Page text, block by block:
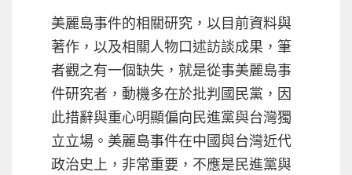
美麗島事件的相關研究，以目前資料與
著作，以及相關人物口述訪談成果，筆
者觀之有一個缺失，就是從事美麗島事
件研究者，動機多在於批判國民黨，因
此措辭與重心明顯偏向民進黨與台灣獨
立立場。美麗島事件在中國與台灣近代
政治史上，非常重要，不應是民進黨與